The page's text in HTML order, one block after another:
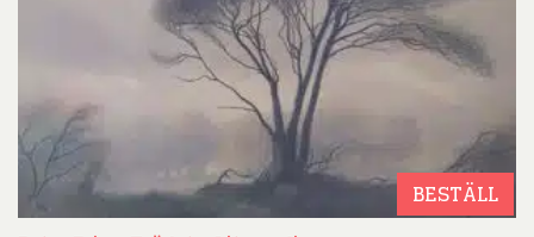
BESTÄLL